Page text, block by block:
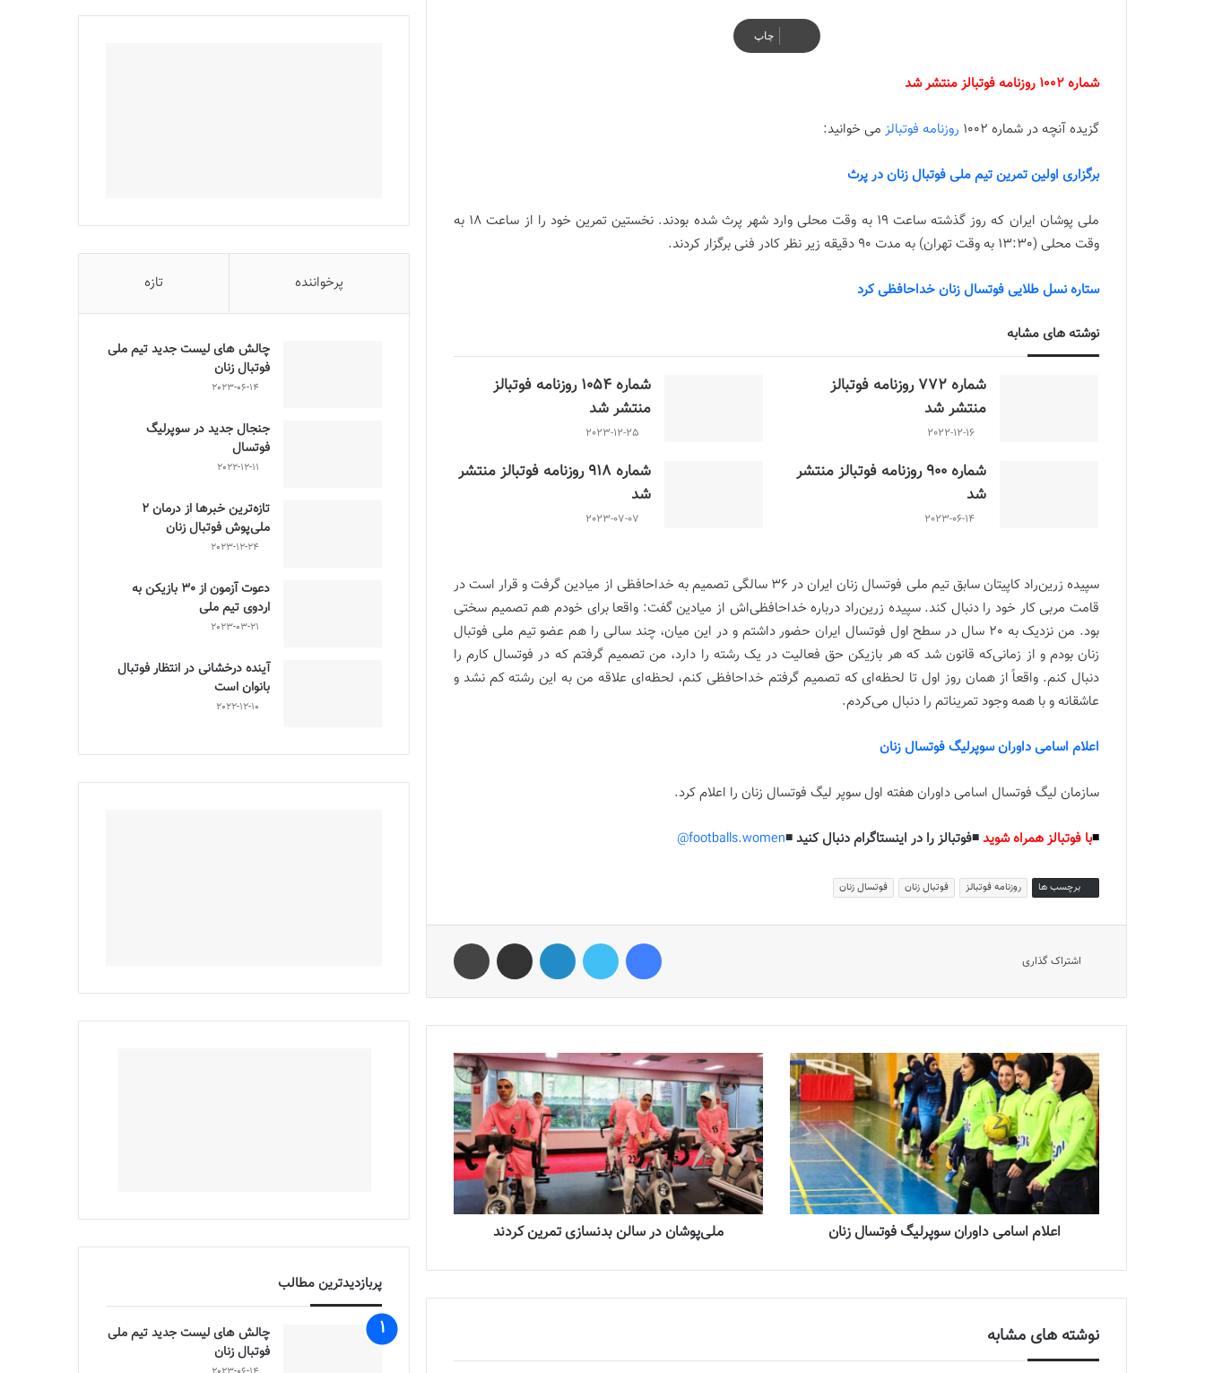
چاپ
شماره 1002 روزنامه فوتبالز منتشر شد
گزیده آنچه در شماره 1002 روزنامه فوتبالز می خوانید:
برگزاری اولین تمرین تیم ملی فوتبال زنان در پرث
ملی پوشان ایران که روز گذشته ساعت 19 به وقت محلی وارد شهر پرث شده بودند. نخستین تمرین خود را از ساعت 18 به
وقت محلی (13:30 به وقت تهران) به مدت 90 دقیقه زیر نظر کادر فنی برگزار کردند.
ستاره نسل طلایی فوتسال زنان خداحافظی کرد
نوشته های مشابه
شماره 772 روزنامه فوتبالز
منتشر شد
2022-12-16
شماره 1054 روزنامه فوتبالز
منتشر شد
2023-12-25
شماره 900 روزنامه فوتبالز منتشر
شد
2023-06-14
شماره 918 روزنامه فوتبالز منتشر
شد
2023-07-07
سپیده زرین‌راد کاپیتان سابق تیم ملی فوتسال زنان ایران در 36 سالگی تصمیم به خداحافظی از میادین گرفت و قرار است در
قامت مربی کار خود را دنبال کند. سپیده زرین‌راد درباره خداحافظی‌اش از میادین گفت: واقعا برای خودم هم تصمیم سختی
بود. من نزدیک به 20 سال در سطح اول فوتسال ایران حضور داشتم و در این میان، چند سالی را هم عضو تیم ملی فوتبال
زنان بودم و از زمانی‌که قانون شد که هر بازیکن حق فعالیت در یک رشته را دارد، من تصمیم گرفتم که در فوتسال کارم را
دنبال کنم. واقعاً از همان روز اول تا لحظه‌ای که تصمیم گرفتم خداحافظی کنم، لحظه‌ای علاقه من به این رشته کم نشد و
عاشقانه و با همه وجود تمریناتم را دنبال می‌کردم.
اعلام اسامی داوران سوپرلیگ فوتسال زنان
سازمان لیگ فوتسال اسامی داوران هفته اول سوپر لیگ فوتسال زنان را اعلام کرد.
◾️با فوتبالز همراه شوید◾️فوتبالز را در اینستاگرام دنبال کنید ◾️footballs.women@
برچسب ها روزنامه فوتبالز فوتبال زنان فوتسال زنان
اشتراک گذاری
اعلام اسامی داوران سوپرلیگ فوتسال زنان ملی‌پوشان در سالن بدنسازی تمرین کردند
نوشته های مشابه
پرخواننده تازه
چالش هاى ليست جدید تيم ملى
فوتبال زنان
2023-06-14
جنجال جدید در سوپرلیگ
فوتسال
2022-12-11
تازه‌ترین خبرها از درمان ۲
ملی‌پوش فوتبال زنان
2023-12-24
دعوت آزمون از 30 بازیکن به
اردوی تیم ملی
2023-03-21
آینده درخشانی در انتظار فوتبال
بانوان است
2022-12-10
پربازدیدترین مطالب
چالش هاى ليست جدید تيم ملى
فوتبال زنان